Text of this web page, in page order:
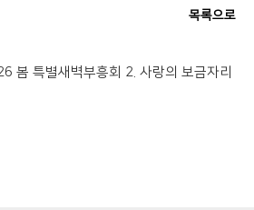
목록으로
봄 특별새벽부흥회 2. 사랑의 보금자리